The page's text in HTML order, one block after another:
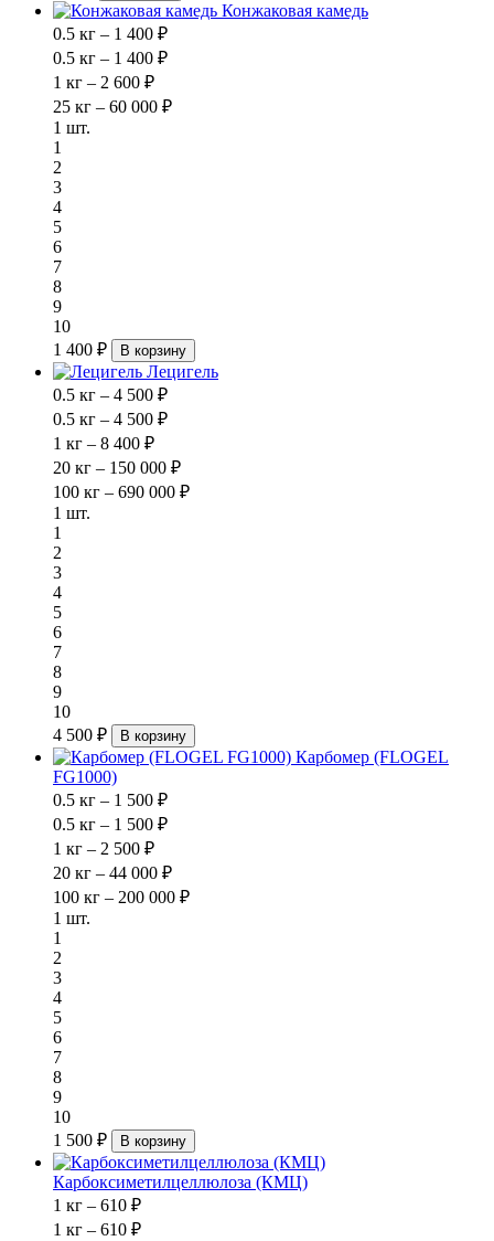
Конжаковая камедь
0.5 кг – 1 400 ₽
0.5 кг – 1 400 ₽
1 кг – 2 600 ₽
25 кг – 60 000 ₽
1 шт.
1
2
3
4
5
6
7
8
9
10
1 400 ₽
В корзину
Лецигель
0.5 кг – 4 500 ₽
0.5 кг – 4 500 ₽
1 кг – 8 400 ₽
20 кг – 150 000 ₽
100 кг – 690 000 ₽
1 шт.
1
2
3
4
5
6
7
8
9
10
4 500 ₽
В корзину
Карбомер (FLOGEL
FG1000)
0.5 кг – 1 500 ₽
0.5 кг – 1 500 ₽
1 кг – 2 500 ₽
20 кг – 44 000 ₽
100 кг – 200 000 ₽
1 шт.
1
2
3
4
5
6
7
8
9
10
1 500 ₽
В корзину
Карбоксиметилцеллюлоза (КМЦ)
1 кг – 610 ₽
1 кг – 610 ₽